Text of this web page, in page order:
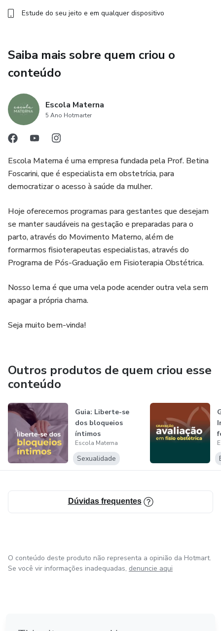
Estude do seu jeito e em qualquer dispositivo
Saiba mais sobre quem criou o
conteúdo
Escola Materna
5 Ano Hotmarter
Escola Materna é uma empresa fundada pela Prof. Betina
Foscarini, que é especialista em obstetrícia, para
democratizar o acesso à saúde da mulher.
Hoje oferecemos programas para gestantes que desejam
se manter saudáveis na gestação e preparadas para o
parto, através do Movimento Materno, além de
formarmos fisioterapeutas especialistas, através do
Programa de Pós-Graduação em Fisioterapia Obstétrica.
Nosso lema é que uma vela pode acender outra vela sem
apagar a própria chama.
Seja muito bem-vinda!
Outros produtos de quem criou esse
conteúdo
Guia: Liberte-se
dos bloqueios
íntimos
Escola Materna
Sexualidade
Dúvidas frequentes
O conteúdo deste produto não representa a opinião da Hotmart.
Se você vir informações inadequadas, denuncie aqui